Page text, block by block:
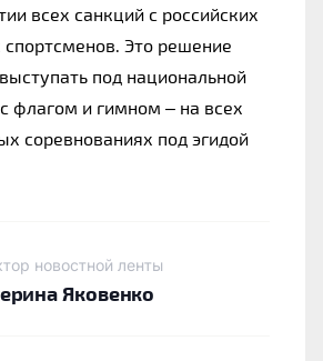
всех санкций с российских
спортсменов. Это решение
под национальной
флагом и гимном – на всех
соревнованиях под эгидой
новостной ленты
Яковенко